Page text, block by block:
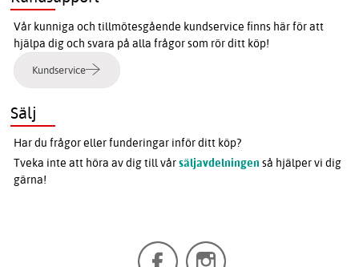
Vår kunniga och tillmötesgående kundservice finns här för att
hjälpa dig och svara på alla frågor som rör ditt köp!
Kundservice
Sälj
Har du frågor eller funderingar inför ditt köp?
Tveka inte att höra av dig till vårsäljavdelningen så hjälper vi dig
gärna!